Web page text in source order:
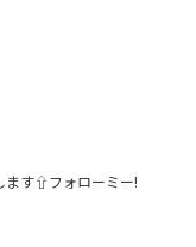
ます⇧フォローミー!